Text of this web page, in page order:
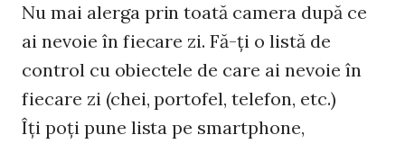
Nu mai alerga prin toată camera după ce
ai nevoie în fiecare zi. Fă-ţi o listă de
control cu obiectele de care ai nevoie în
fiecare zi (chei, portofel, telefon, etc.)
Îţi poţi pune lista pe smartphone,